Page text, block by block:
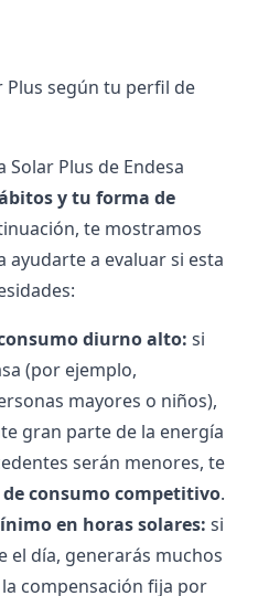
Plus según tu perfil de
Plus de Endesa
y tu forma de
te mostramos
a evaluar si esta
diurno alto: si
(por ejemplo,
mayores o niños),
gran parte de la energía
serán menores, te
consumo competitivo.
en horas solares: si
el día, generarás muchos
compensación fija por